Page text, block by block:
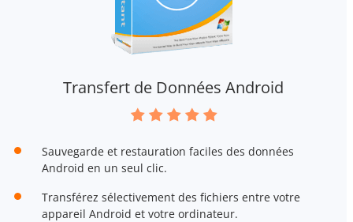
Transfert de Données Android
Sauvegarde et restauration faciles des données
Android en un seul clic.
Transférez sélectivement des fichiers entre votre
appareil Android et votre ordinateur.